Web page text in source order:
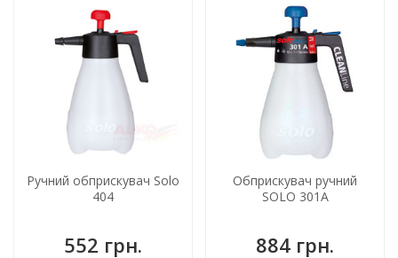
Ручний обприскувач Solo
404
552 грн.
Обприскувач ручний
SOLO 301A
884 грн.